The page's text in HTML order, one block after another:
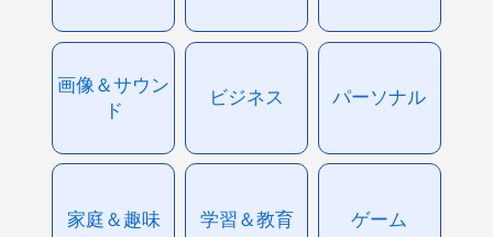
画像＆サウン
ド
ビジネス パーソナル
家庭＆趣味 学習＆教育 ゲーム